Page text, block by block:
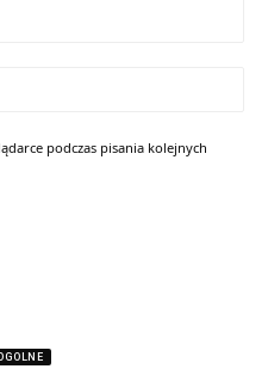
podczas pisania kolejnych